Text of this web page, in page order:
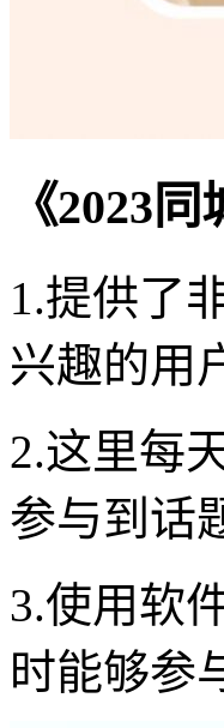
《2023
1.提供了
兴趣的用
2.这里每
参与到话
3.使用软
时能够参